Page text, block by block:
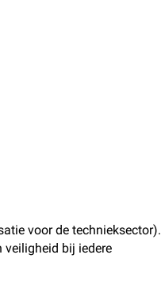
voor de technieksector).
veiligheid bij iedere